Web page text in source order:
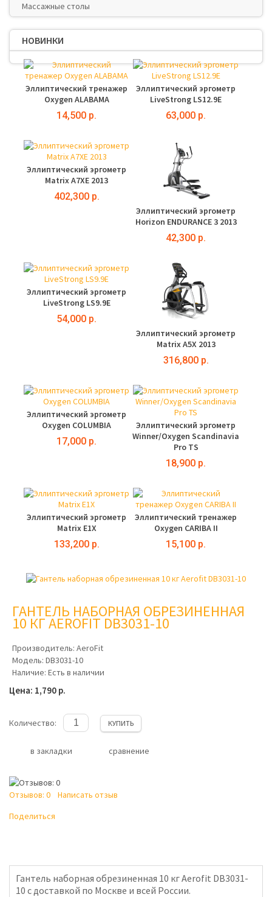
Массажные столы
НОВИНКИ
Эллиптический тренажер
Oxygen ALABAMA
14,500 р.
Эллиптический эргометр
LiveStrong LS12.9E
63,000 р.
Эллиптический эргометр
Matrix A7XE 2013
402,300 р.
Эллиптический эргометр
Horizon ENDURANCE 3 2013
42,300 р.
Эллиптический эргометр
LiveStrong LS9.9E
54,000 р.
Эллиптический эргометр
Matrix A5X 2013
316,800 р.
Эллиптический эргометр
Oxygen COLUMBIA
17,000 р.
Эллиптический эргометр
Winner/Oxygen Scandinavia
Pro TS
18,900 р.
Эллиптический эргометр
Matrix E1X
133,200 р.
Эллиптический тренажер
Oxygen CARIBA II
15,100 р.
ГАНТЕЛЬ НАБОРНАЯ ОБРЕЗИНЕННАЯ
10 КГ AEROFIT DB3031-10
Производитель: AeroFit
Модель: DB3031-10
Наличие: Есть в наличии
Цена: 1,790 р.
Количество: КУПИТЬ
в закладки сравнение
Отзывов: 0
Написать отзыв
Поделиться
Гантель наборная обрезиненная 10 кг Aerofit DB3031-
10 с доставкой по Москве и всей России.